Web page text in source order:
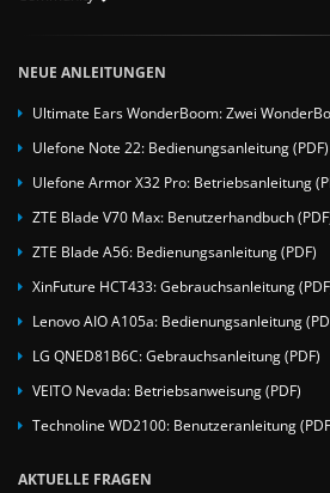
NEUE ANLEITUNGEN
Ultimate Ears WonderBoom: Zwei
Ulefone Note 22: Bedienungsanleitung (PDF)
Ulefone Armor X32 Pro: Betriebsanleitung
ZTE Blade V70 Max: Benutzerhandbuch
ZTE Blade A56: Bedienungsanleitung (PDF)
XinFuture HCT433: Gebrauchsanleitung
Lenovo AIO A105a: Bedienungsanleitung
LG QNED81B6C: Gebrauchsanleitung (PDF)
VEITO Nevada: Betriebsanweisung (PDF)
Technoline WD2100: Benutzeranleitung
AKTUELLE FRAGEN